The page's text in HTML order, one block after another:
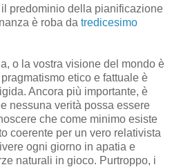
predominio della pianificazione
è roba da tredicesimo
o la vostra visione del mondo è
etico e fattuale è
Ancora più importante, è
nessuna verità possa essere
che come minimo esiste
coerente per un vero relativista
ogni giorno in apatia e
naturali in gioco. Purtroppo, i